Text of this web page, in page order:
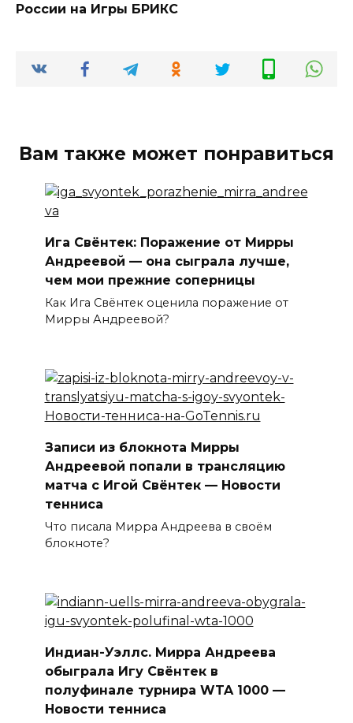
России на Игры БРИКС
Вам также может понравиться
Ига Свёнтек: Поражение от Мирры
Андреевой — она сыграла лучше,
чем мои прежние соперницы
Как Ига Свёнтек оценила поражение от
Мирры Андреевой?
Записи из блокнота Мирры
Андреевой попали в трансляцию
матча с Игой Свёнтек — Новости
тенниса
Что писала Мирра Андреева в своём
блокноте?
Индиан-Уэллс. Мирра Андреева
обыграла Игу Свёнтек в
полуфинале турнира WTA 1000 —
Новости тенниса